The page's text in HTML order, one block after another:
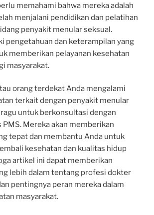
memahami bahwa mereka adalah
menjalani pendidikan dan pelatihan
penyakit menular seksual.
pengetahuan dan keterampilan yang
memberikan pelayanan kesehatan
masyarakat.
orang terdekat Anda mengalami
terkait dengan penyakit menular
untuk berkonsultasi dengan
Mereka akan memberikan
tepat dan membantu Anda untuk
kesehatan dan kualitas hidup
artikel ini dapat memberikan
lebih dalam tentang profesi dokter
pentingnya peran mereka dalam
masyarakat.